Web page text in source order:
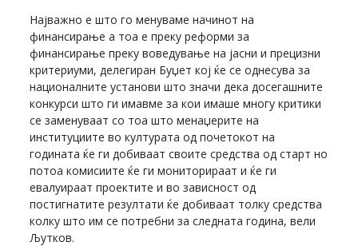
Најважно е што го менуваме начинот на
финансирање а тоа е преку реформи за
финансирање преку воведување на јасни и прецизни
критериуми, делегиран Буџет кој ќе се однесува за
националните установи што значи дека досегашните
конкурси што ги имавме за кои имаше многу критики
се заменуваат со тоа што менаџерите на
институциите во културата од почетокот на
годината ќе ги добиваат своите средства од старт но
потоа комисиите ќе ги мониторираат и ќе ги
евалуираат проектите и во зависност од
постигнатите резултати ќе добиваат толку средства
колку што им се потребни за следната година, вели
Љутков.